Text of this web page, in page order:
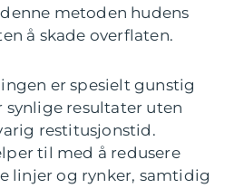
metoden hudens
å skade overflaten.
er spesielt gunstig
synlige resultater uten
restitusjonstid.
til med å redusere
linjer og rynker, samtidig